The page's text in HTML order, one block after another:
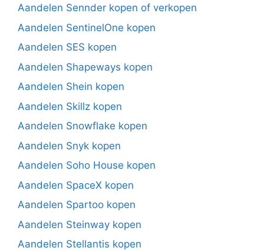
Aandelen Sennder kopen of verkopen
Aandelen SentinelOne kopen
Aandelen SES kopen
Aandelen Shapeways kopen
Aandelen Shein kopen
Aandelen Skillz kopen
Aandelen Snowflake kopen
Aandelen Snyk kopen
Aandelen Soho House kopen
Aandelen SpaceX kopen
Aandelen Spartoo kopen
Aandelen Steinway kopen
Aandelen Stellantis kopen